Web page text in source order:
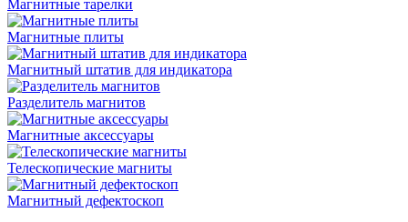
Магнитные тарелки
Магнитные плиты
Магнитный штатив для индикатора
Разделитель магнитов
Магнитные аксессуары
Телескопические магниты
Магнитный дефектоскоп